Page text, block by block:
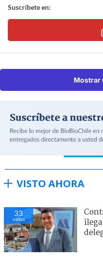
Suscríbete en:
Mostrar
VISTO AHORA
34
visitas